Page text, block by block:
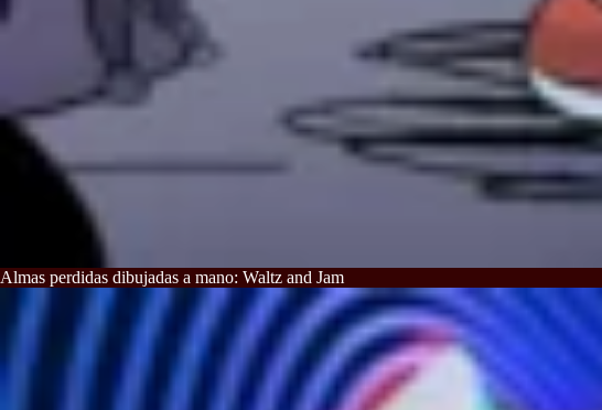
Almas perdidas dibujadas a mano: Waltz and Jam